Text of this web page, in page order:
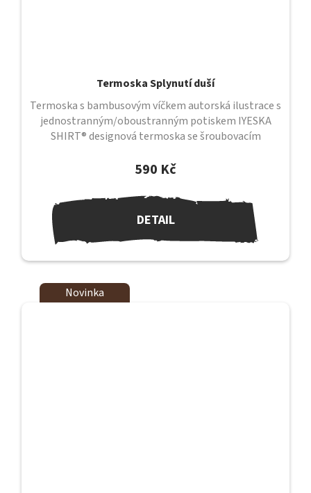
Termoska Splynutí duší
590 Kč
DETAIL
Termoska s bambusovým víčkem autorská ilustrace s
jednostranným/oboustranným potiskem IYESKA
SHIRT® designová termoska se šroubovacím
Novinka